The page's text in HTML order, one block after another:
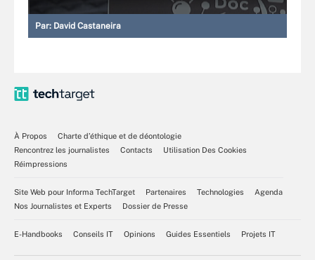
Par: David Castaneira
À Propos
Charte d’éthique et de déontologie
Rencontrez les journalistes
Contacts
Utilisation Des Cookies
Réimpressions
Site Web pour Informa TechTarget Partenaires Technologies
Agenda
Nos Journalistes et Experts
Dossier de Presse
E-Handbooks Conseils IT Opinions Guides Essentiels Projets IT